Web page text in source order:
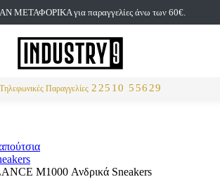
ΜΕΤΑΦΟΡΙΚΑ για παραγγελίες άνω των 60€.
Τηλεφωνικές Παραγγελίες 22510 55629
M1000 Ανδρικά Sneakers